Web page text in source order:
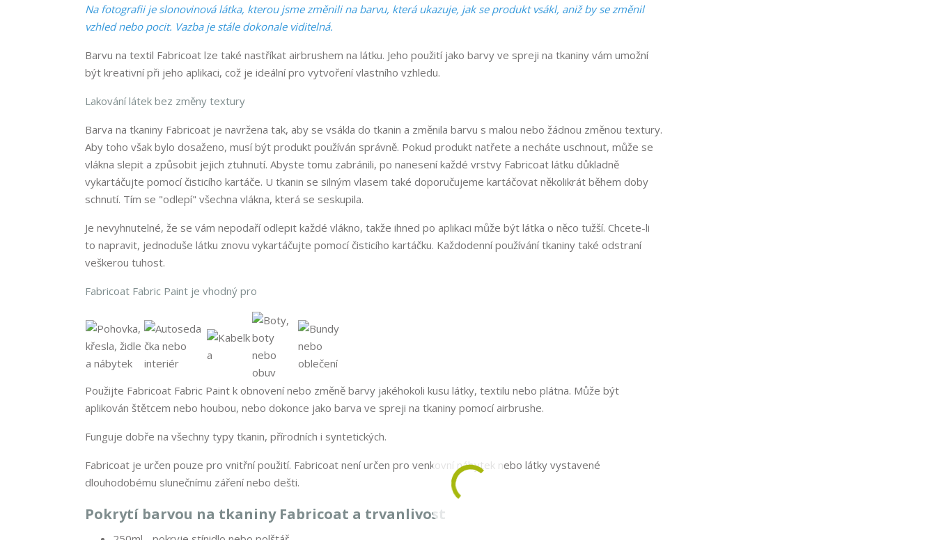
Na fotografii je slonovinová látka, kterou jsme změnili na barvu, která ukazuje, jak se produkt vsákl, aniž by se změnil
vzhled nebo pocit. Vazba je stále dokonale viditelná.
Barvu na textil Fabricoat lze také nastříkat airbrushem na látku. Jeho použití jako barvy ve spreji na tkaniny vám umožní
být kreativní při jeho aplikaci, což je ideální pro vytvoření vlastního vzhledu.
Lakování látek bez změny textury
Barva na tkaniny Fabricoat je navržena tak, aby se vsákla do tkanin a změnila barvu s malou nebo žádnou změnou textury.
Aby toho však bylo dosaženo, musí být produkt používán správně. Pokud produkt natřete a necháte uschnout, může se
vlákna slepit a způsobit jejich ztuhnutí. Abyste tomu zabránili, po nanesení každé vrstvy Fabricoat látku důkladně
vykartáčujte pomocí čisticího kartáče. U tkanin se silným vlasem také doporučujeme kartáčovat několikrát během doby
schnutí. Tím se "odlepí" všechna vlákna, která se seskupila.
Je nevyhnutelné, že se vám nepodaří odlepit každé vlákno, takže ihned po aplikaci může být látka o něco tužší. Chcete-li
to napravit, jednoduše látku znovu vykartáčujte pomocí čisticího kartáčku. Každodenní používání tkaniny také odstraní
veškerou tuhost.
Fabricoat Fabric Paint je vhodný pro
Použijte Fabricoat Fabric Paint k obnovení nebo změně barvy jakéhokoli kusu látky, textilu nebo plátna. Může být
aplikován štětcem nebo houbou, nebo dokonce jako barva ve spreji na tkaniny pomocí airbrushe.
Funguje dobře na všechny typy tkanin, přírodních i syntetických.
Fabricoat je určen pouze pro vnitřní použití. Fabricoat není určen pro venkovní nábytek nebo látky vystavené
dlouhodobému slunečnímu záření nebo dešti.
Pokrytí barvou na tkaniny Fabricoat a trvanlivost